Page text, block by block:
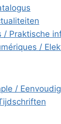
/ Praktische
/
/